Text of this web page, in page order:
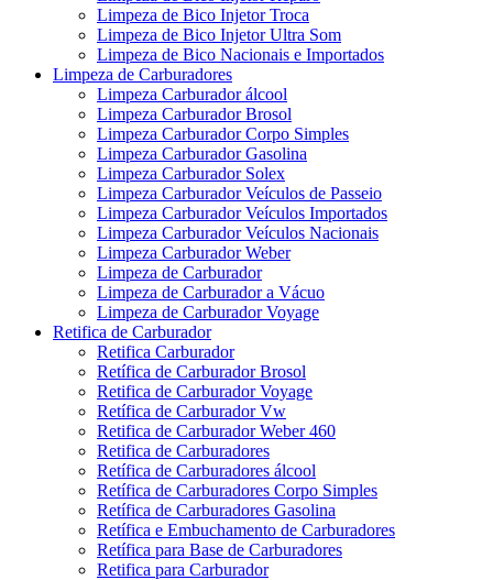
Limpeza de Bico Injetor Troca
Limpeza de Bico Injetor Ultra Som
Limpeza de Bico Nacionais e Importados
Limpeza de Carburadores
Limpeza Carburador álcool
Limpeza Carburador Brosol
Limpeza Carburador Corpo Simples
Limpeza Carburador Gasolina
Limpeza Carburador Solex
Limpeza Carburador Veículos de Passeio
Limpeza Carburador Veículos Importados
Limpeza Carburador Veículos Nacionais
Limpeza Carburador Weber
Limpeza de Carburador
Limpeza de Carburador a Vácuo
Limpeza de Carburador Voyage
Retifica de Carburador
Retifica Carburador
Retífica de Carburador Brosol
Retifica de Carburador Voyage
Retífica de Carburador Vw
Retifica de Carburador Weber 460
Retifica de Carburadores
Retífica de Carburadores álcool
Retífica de Carburadores Corpo Simples
Retífica de Carburadores Gasolina
Retífica e Embuchamento de Carburadores
Retífica para Base de Carburadores
Retifica para Carburador